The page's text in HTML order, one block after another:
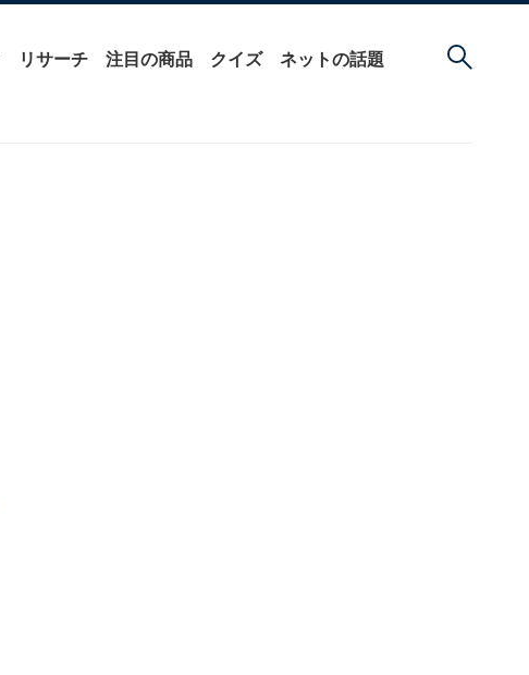
リサーチ 注目の商品 クイズ ネットの話題